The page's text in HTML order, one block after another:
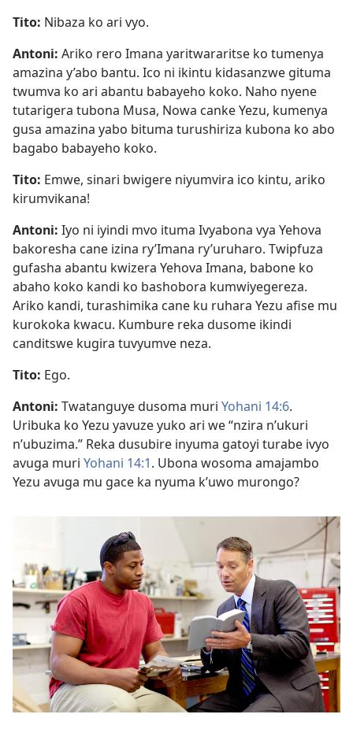
Tito: Nibaza ko ari vyo.
Antoni: Ariko rero Imana yaritwararitse ko tumenya
amazina y’abo bantu. Ico ni ikintu kidasanzwe gituma
twumva ko ari abantu babayeho koko. Naho nyene
tutarigera tubona Musa, Nowa canke Yezu, kumenya
gusa amazina yabo bituma turushiriza kubona ko abo
bagabo babayeho koko.
Tito: Emwe, sinari bwigere niyumvira ico kintu, ariko
kirumvikana!
Antoni: Iyo ni iyindi mvo ituma Ivyabona vya Yehova
bakoresha cane izina ry’Imana ry’uruharo. Twipfuza
gufasha abantu kwizera Yehova Imana, babone ko
abaho koko kandi ko bashobora kumwiyegereza.
Ariko kandi, turashimika cane ku ruhara Yezu afise mu
kurokoka kwacu. Kumbure reka dusome ikindi
canditswe kugira tuvyumve neza.
Tito: Ego.
Antoni: Twatanguye dusoma muri Yohani 14:6.
Uribuka ko Yezu yavuze yuko ari we “nzira n’ukuri
n’ubuzima.” Reka dusubire inyuma gatoyi turabe ivyo
avuga muri Yohani 14:1. Ubona wosoma amajambo
Yezu avuga mu gace ka nyuma k’uwo murongo?